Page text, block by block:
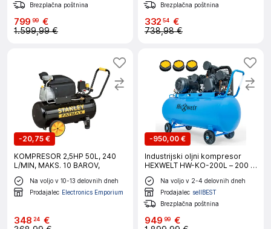
Brezplačna poštnina
799 99 €
1.599,99 €
Brezplačna poštnina
332 54 €
738,98 €
-20,75 €
KOMPRESOR 2,5HP 50L, 240
L/MIN, MAKS. 10 BAROV,
Na voljo v 10-13 delovnih dneh
Prodajalec Electronics Emporium
348 24 €
-950,00 €
Industrijski oljni kompresor
HEXWELT HW-KO-200L – 200 L,
5500 W, 730 l/min, 8 BAR
Na voljo v 2-4 delovnih dneh
Prodajalec sellBEST
Brezplačna poštnina
949 99 €